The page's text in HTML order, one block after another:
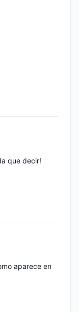
que decir!
aparece en